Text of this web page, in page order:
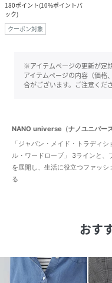
180ポイント(10%ポイントバ
ック)
クーポン対象
※アイテムページの更新が定
アイテムページの内容（価格
合がございます。ご注意くださ
NANO universe（ナノユニバース
「ジャパン・メイド・トラディ
ル・ワードローブ」 3ラインと、
を展開し、生活に役立つファッ
る
おす